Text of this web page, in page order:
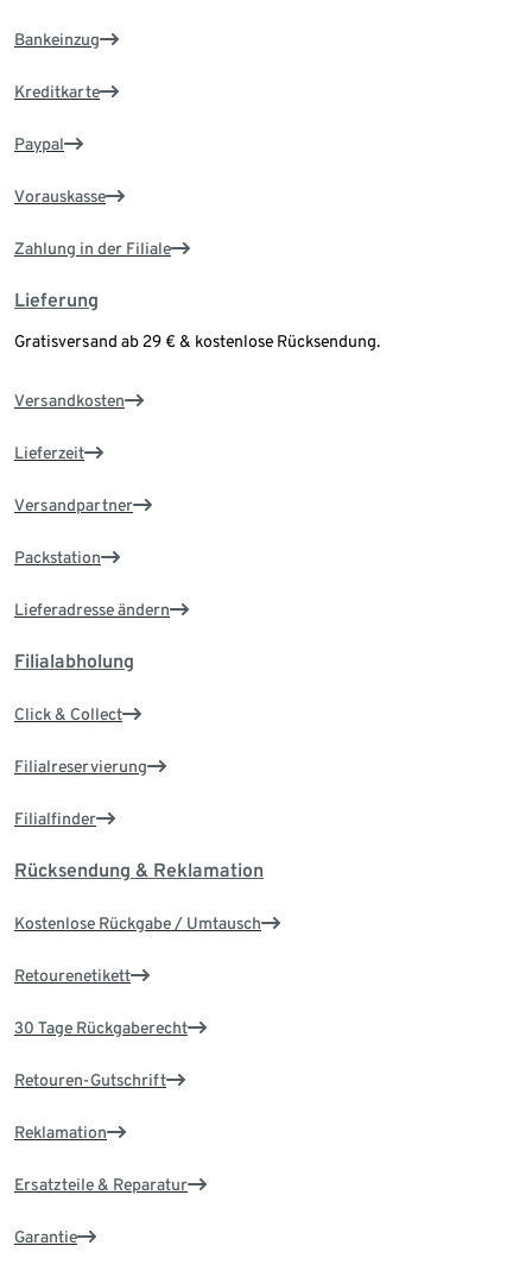
Bankeinzug
Kreditkarte
Paypal
Vorauskasse
Zahlung in der Filiale
Lieferung
Gratisversand ab 29 € & kostenlose Rücksendung.
Versandkosten
Lieferzeit
Versandpartner
Packstation
Lieferadresse ändern
Filialabholung
Click & Collect
Filialreservierung
Filialfinder
Rücksendung & Reklamation
Kostenlose Rückgabe / Umtausch
Retourenetikett
30 Tage Rückgaberecht
Retouren-Gutschrift
Reklamation
Ersatzteile & Reparatur
Garantie